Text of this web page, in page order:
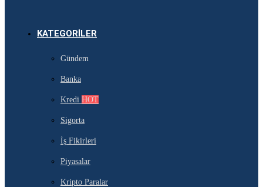
KATEGORILER
Gündem
Banka
Kredi HOT
Sigorta
İş Fikirleri
Piyasalar
Kripto Paralar